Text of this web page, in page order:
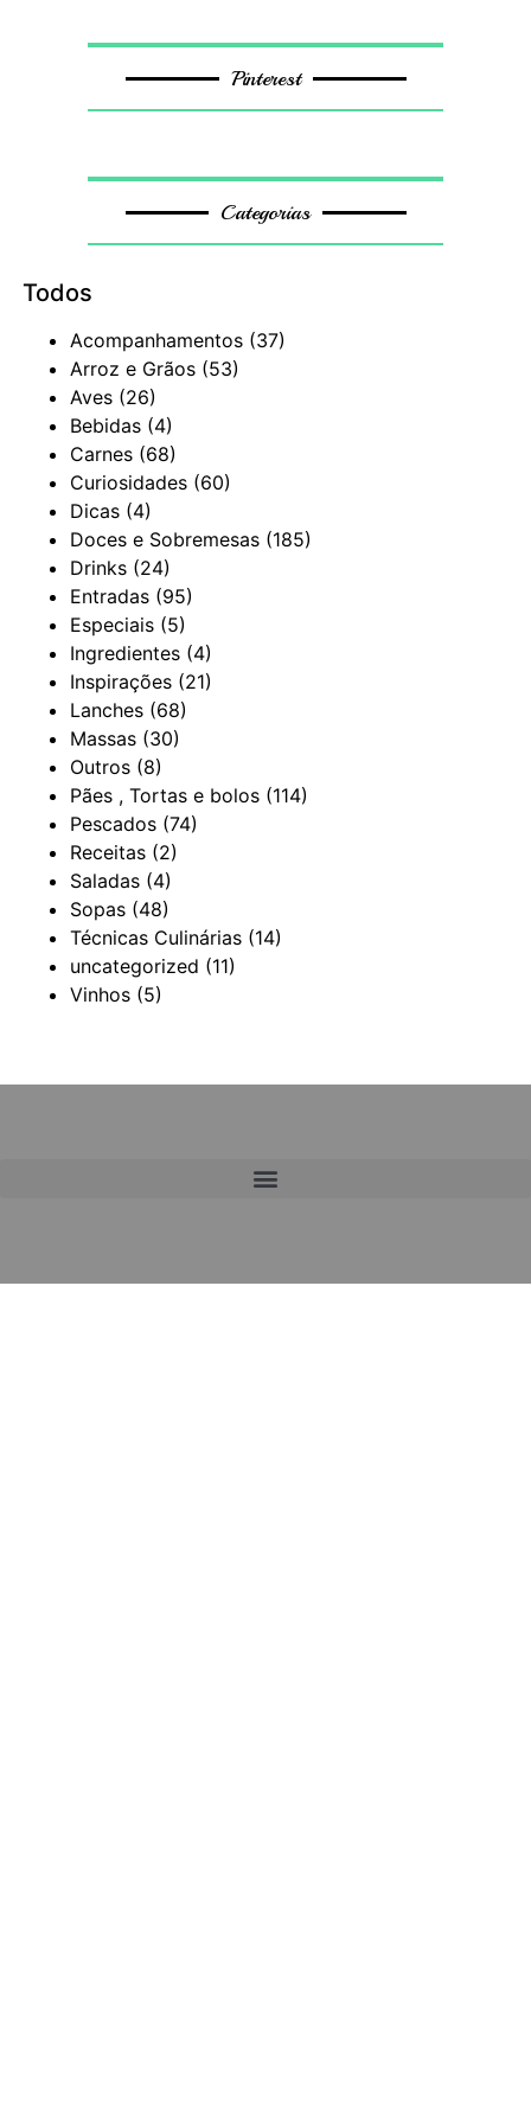
Pinterest
Categorias
Todos
Acompanhamentos (37)
Arroz e Grãos (53)
Aves (26)
Bebidas (4)
Carnes (68)
Curiosidades (60)
Dicas (4)
Doces e Sobremesas (185)
Drinks (24)
Entradas (95)
Especiais (5)
Ingredientes (4)
Inspirações (21)
Lanches (68)
Massas (30)
Outros (8)
Pães , Tortas e bolos (114)
Pescados (74)
Receitas (2)
Saladas (4)
Sopas (48)
Técnicas Culinárias (14)
uncategorized (11)
Vinhos (5)